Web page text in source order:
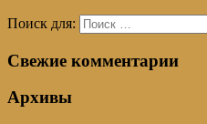
Поиск для:
Свежие комментарии
Архивы